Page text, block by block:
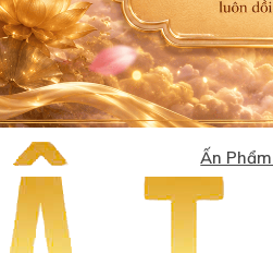
Ấn